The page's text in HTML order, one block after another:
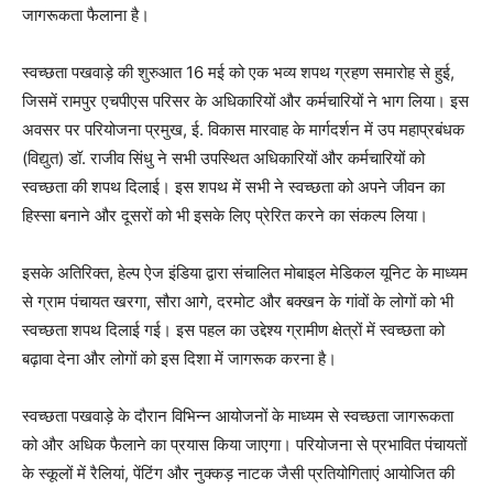
जागरूकता फैलाना है।
स्वच्छता पखवाड़े की शुरुआत 16 मई को एक भव्य शपथ ग्रहण समारोह से हुई,
जिसमें रामपुर एचपीएस परिसर के अधिकारियों और कर्मचारियों ने भाग लिया। इस
अवसर पर परियोजना प्रमुख, ई. विकास मारवाह के मार्गदर्शन में उप महाप्रबंधक
(विद्युत) डॉ. राजीव सिंधु ने सभी उपस्थित अधिकारियों और कर्मचारियों को
स्वच्छता की शपथ दिलाई। इस शपथ में सभी ने स्वच्छता को अपने जीवन का
हिस्सा बनाने और दूसरों को भी इसके लिए प्रेरित करने का संकल्प लिया।
इसके अतिरिक्त, हेल्प ऐज इंडिया द्वारा संचालित मोबाइल मेडिकल यूनिट के माध्यम
से ग्राम पंचायत खरगा, सौरा आगे, दरमोट और बक्खन के गांवों के लोगों को भी
स्वच्छता शपथ दिलाई गई। इस पहल का उद्देश्य ग्रामीण क्षेत्रों में स्वच्छता को
बढ़ावा देना और लोगों को इस दिशा में जागरूक करना है।
स्वच्छता पखवाड़े के दौरान विभिन्न आयोजनों के माध्यम से स्वच्छता जागरूकता
को और अधिक फैलाने का प्रयास किया जाएगा। परियोजना से प्रभावित पंचायतों
के स्कूलों में रैलियां, पेंटिंग और नुक्कड़ नाटक जैसी प्रतियोगिताएं आयोजित की